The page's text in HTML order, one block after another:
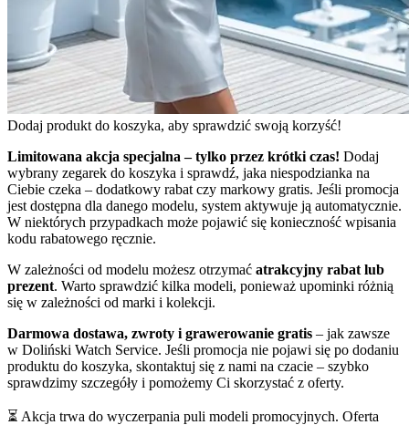
Dodaj produkt do koszyka, aby sprawdzić swoją korzyść!
Limitowana akcja specjalna – tylko przez krótki czas! Dodaj
wybrany zegarek do koszyka i sprawdź, jaka niespodzianka na
Ciebie czeka – dodatkowy rabat czy markowy gratis. Jeśli promocja
jest dostępna dla danego modelu, system aktywuje ją automatycznie.
W niektórych przypadkach może pojawić się konieczność wpisania
kodu rabatowego ręcznie.
W zależności od modelu możesz otrzymać atrakcyjny rabat lub
prezent. Warto sprawdzić kilka modeli, ponieważ upominki różnią
się w zależności od marki i kolekcji.
Darmowa dostawa, zwroty i grawerowanie gratis – jak zawsze
w Doliński Watch Service. Jeśli promocja nie pojawi się po dodaniu
produktu do koszyka, skontaktuj się z nami na czacie – szybko
sprawdzimy szczegóły i pomożemy Ci skorzystać z oferty.
⏳ Akcja trwa do wyczerpania puli modeli promocyjnych. Oferta